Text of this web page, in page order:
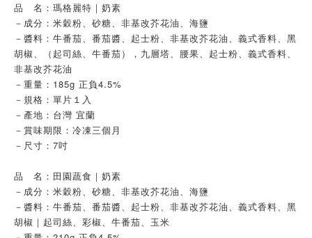
品　名：瑪格麗特｜奶素
－成分：米穀粉、砂糖、非基改芥花油、海鹽
－醬料：牛番茄、番茄醬、起士粉、非基改芥花油、義式香料、黑
胡椒、（起司絲、牛番茄），九層塔、腰果、起士粉、義式香料、
非基改芥花油
－重量：185g 正負4.5%
－規格：單片１入
－產地：台灣 宜蘭
－賞味期限：冷凍三個月
－尺寸：7吋
品　名：田園蔬食｜奶素
－成分：米穀粉、砂糖、非基改芥花油、海鹽
－醬料：牛番茄、番茄醬、起士粉、非基改芥花油、義式香料、黑
胡椒｜起司絲、彩椒、牛番茄、玉米